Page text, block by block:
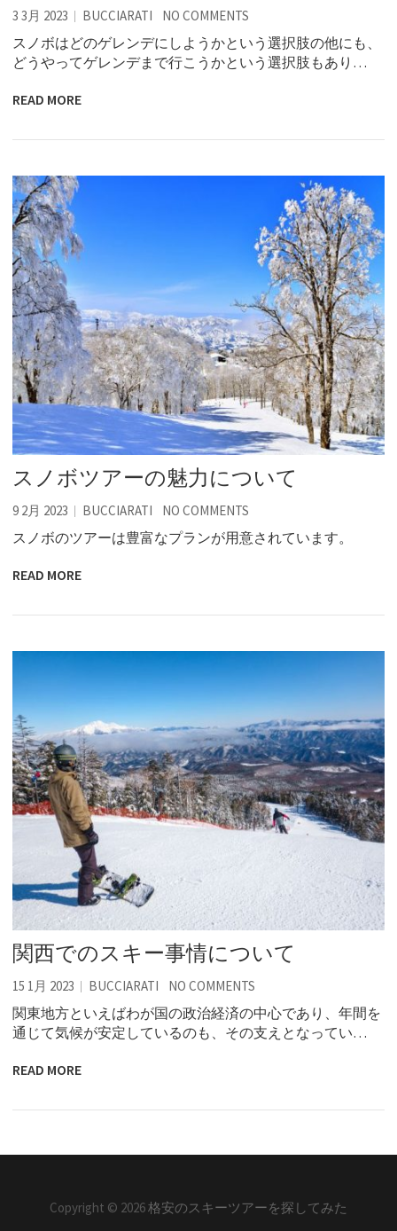
3 3月 2023 BUCCIARATI NO COMMENTS
スノボはどのゲレンデにしようかという選択肢の他にも、
どうやってゲレンデまで行こうかという選択肢もあり…
READ MORE
スノボツアーの魅力について
9 2月 2023 BUCCIARATI NO COMMENTS
スノボのツアーは豊富なプランが用意されています。
READ MORE
関西でのスキー事情について
15 1月 2023 BUCCIARATI NO COMMENTS
関東地方といえばわが国の政治経済の中心であり、年間を
通じて気候が安定しているのも、その支えとなってい…
READ MORE
Copyright © 2026格安のスキーツアーを探してみた